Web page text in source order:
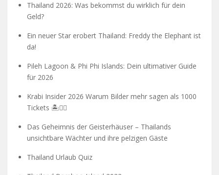
Thailand 2026: Was bekommst du wirklich für dein
Geld?
Ein neuer Star erobert Thailand: Freddy the Elephant ist
da!
Pileh Lagoon & Phi Phi Islands: Dein ultimativer Guide
für 2026
Krabi Insider 2026 Warum Bilder mehr sagen als 1000
Tickets 🏝️🧗‍♂️
Das Geheimnis der Geisterhäuser – Thailands
unsichtbare Wächter und ihre pelzigen Gäste
Thailand Urlaub Quiz